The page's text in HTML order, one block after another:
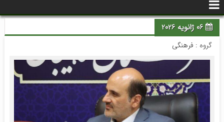
06 ژانویه 2026
گروه : فرهنگی